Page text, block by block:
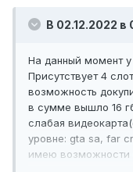
В 02.12.2022 в
На данный момент у
Присутствует 4
возможность
в сумме вышло 16
слабая
уровне: gta sa, far
имею возможности